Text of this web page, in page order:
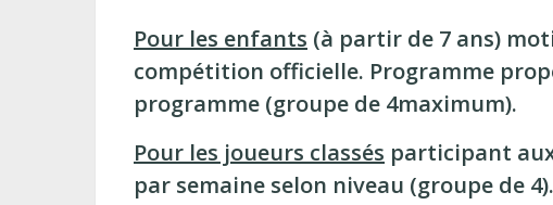
Pour les enfants (à partir de 7 ans)
compétition officielle. Programme
programme (groupe de 4maximum).
Pour les joueurs classés participant
par semaine selon niveau (groupe de 4).